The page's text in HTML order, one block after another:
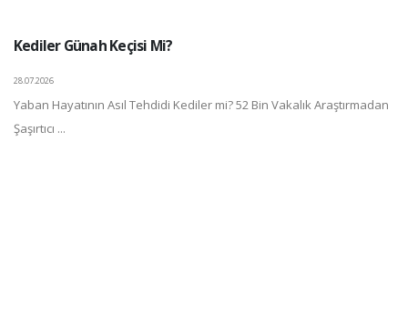
Kediler Günah Keçisi Mi?
28.07.2026
Yaban Hayatının Asıl Tehdidi Kediler mi? 52 Bin Vakalık Araştırmadan
Şaşırtıcı ...